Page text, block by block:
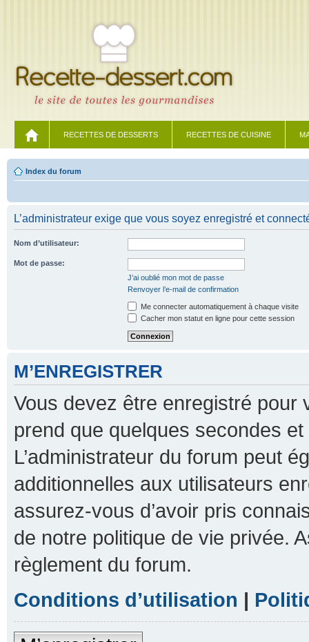
RECETTES DE DESSERTS RECETTES DE CUISINE
Index du forum
L’administrateur exige que vous soyez enregistré et
Nom d’utilisateur:
Mot de passe:
J’ai oublié mon mot de passe
Renvoyer l’e-mail de confirmation
Me connecter automatiquement à chaque visite
Cacher mon statut en ligne pour cette session
M’ENREGISTRER
Vous devez être enregistré pour
prend que quelques secondes
L’administrateur du forum peut
additionnelles aux utilisateurs
assurez-vous d’avoir pris
de notre politique de vie privée.
règlement du forum.
Conditions d’utilisation |